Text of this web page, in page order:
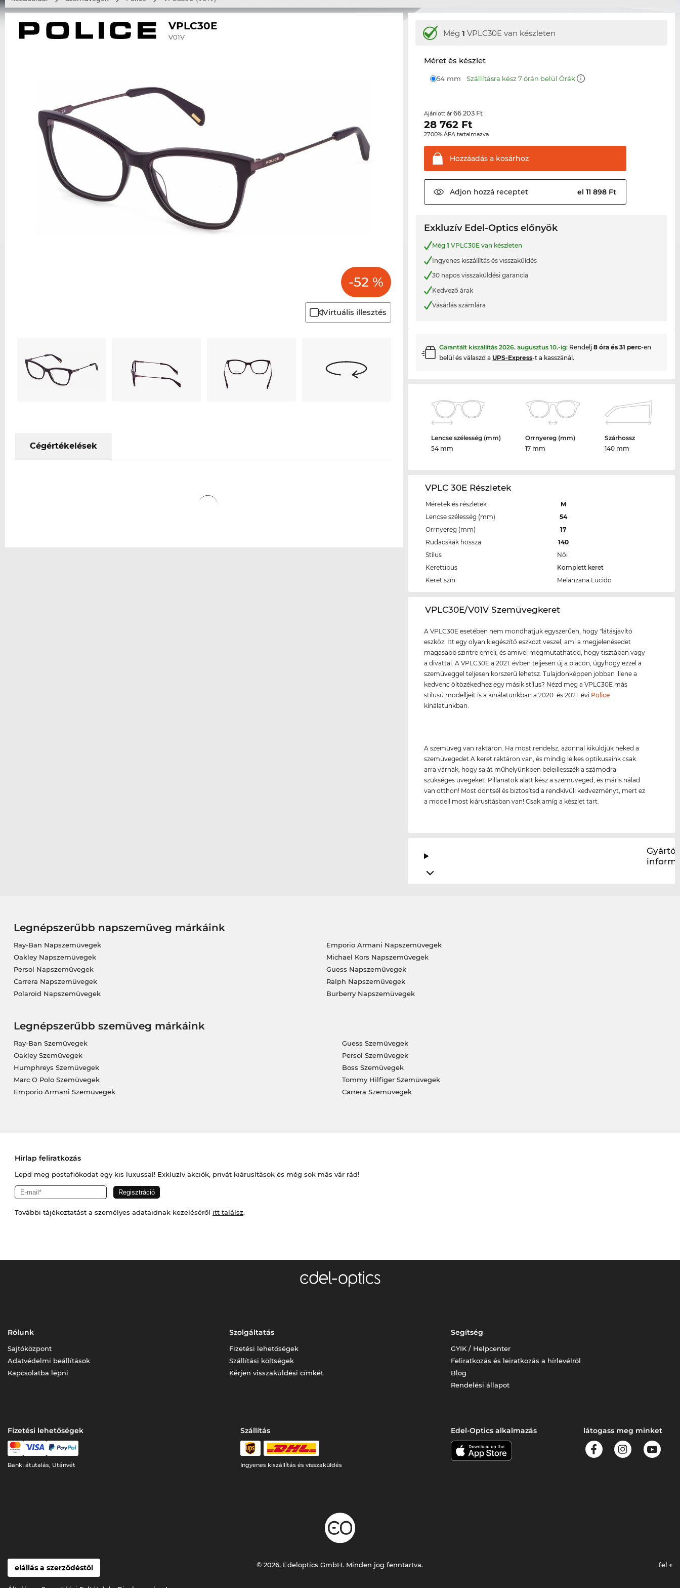
VPLC30E
V01V
-52 %
Virtuális illesztés
Cégértékelések
Még1 VPLC30E van készleten
Méret és készlet
54 mm Szállításra kész 7 órán belül Órák
Ajánlott ár66 203 Ft
28 762 Ft
27.00% ÁFA tartalmazva
Hozzáadás a kosárhoz
Adjon hozzá receptet el 11 898 Ft
Exkluzív Edel-Optics előnyök
Még1 VPLC30E van készleten
Ingyenes kiszállítás és visszaküldés
30 napos visszaküldési garancia
Kedvező árak
Vásárlás számlára
Garantált kiszállítás2026. augusztus 10.-ig: Rendelj8 óra és 31 perc-en
belül és válaszd a UPS-Express-t a kasszánál.
Lencse szélesség (mm)
54 mm
Orrnyereg (mm)
17 mm
Szárhossz
140 mm
VPLC 30E Részletek
Méretek és részletek
M
Lencse szélesség (mm)
54
Orrnyereg (mm)
17
Rudacskák hossza
140
Stílus
Női
Kerettipus
Komplett keret
Keret szín
Melanzana Lucido
‌VPLC30E/V01V Szemüvegkeret
A VPLC30E esetében nem mondhatjuk egyszerűen, hogy "látásjavító
eszköz. Itt egy olyan kiegészítő eszközt veszel, ami a megjelenésedet
magasabb szintre emeli, és amivel megmutathatod, hogy tisztában vagy
a divattal. A VPLC30E a 2021. évben teljesen új a piacon, úgyhogy ezzel a
szemüveggel teljesen korszerű lehetsz. Tulajdonképpen jobban illene a
kedvenc öltözékedhez egy másik stílus? Nézd meg a VPLC30E más
stílusú modelljeit is a kínálatunkban a 2020. és 2021. évi Police
kínálatunkban.
A szemüveg van raktáron. Ha most rendelsz, azonnal kiküldjük neked a
szemüvegedet.A keret raktáron van, és mindig lelkes optikusaink csak
arra várnak, hogy saját műhelyünkben beleillesszék a számodra
szükséges üvegeket. Pillanatok alatt kész a szemüveged, és máris nálad
van otthon! Most döntsél és biztosítsd a rendkívüli kedvezményt, mert ez
a modell most kiárusításban van! Csak amíg a készlet tart.
Gyártói
Legnépszerűbb napszemüveg márkáink
Ray-Ban Napszemüvegek
Oakley Napszemüvegek
Persol Napszemüvegek
Carrera Napszemüvegek
Polaroid Napszemüvegek
Emporio Armani Napszemüvegek
Michael Kors Napszemüvegek
Guess Napszemüvegek
Ralph Napszemüvegek
Burberry Napszemüvegek
Legnépszerűbb szemüveg márkáink
Ray-Ban Szemüvegek
Oakley Szemüvegek
Humphreys Szemüvegek
Marc O Polo Szemüvegek
Emporio Armani Szemüvegek
Guess Szemüvegek
Persol Szemüvegek
Boss Szemüvegek
Tommy Hilfiger Szemüvegek
Carrera Szemüvegek
Hírlap feliratkozás
Lepd meg postafiókodat egy kis luxussal! Exkluzív akciók, privát kiárusítások és még sok más vár rád!
További tájékoztatást a személyes adataidnak kezeléséről itt találsz.
Rólunk
Sajtóközpont
Adatvédelmi beállítások
Kapcsolatba lépni
Szolgáltatás
Fizetési lehetőségek
Szállítási költségek
Kérjen visszaküldési címkét
Segítség
GYIK / Helpcenter
Feliratkozás és leiratkozás a hírlevélről
Blog
Rendelési állapot
Fizetési lehetőségek
Banki átutalás, Utánvét
Szállítás
Ingyenes kiszállítás és visszaküldés
Edel-Optics alkalmazás látogass meg minket
elállás a szerződéstől © 2026, Edeloptics GmbH. Minden jog fenntartva. fel